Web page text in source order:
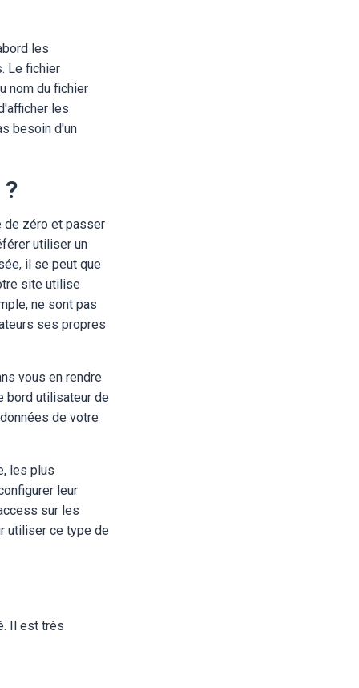
les
Le fichier
nom du fichier
les
besoin d'un
de zéro et passer
utiliser un
il se peut que
site utilise
ne sont pas
ses propres
vous en rendre
bord utilisateur de
de votre
les plus
leur
sur les
utiliser ce type de
Il est très